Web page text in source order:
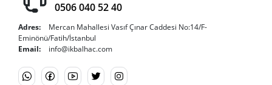
0506 040 52 40
Adres:
Mercan Mahallesi Vasıf Çınar Caddesi No:14/F-
Eminönü/Fatih/İstanbul
Email:
info@ikbalhac.com